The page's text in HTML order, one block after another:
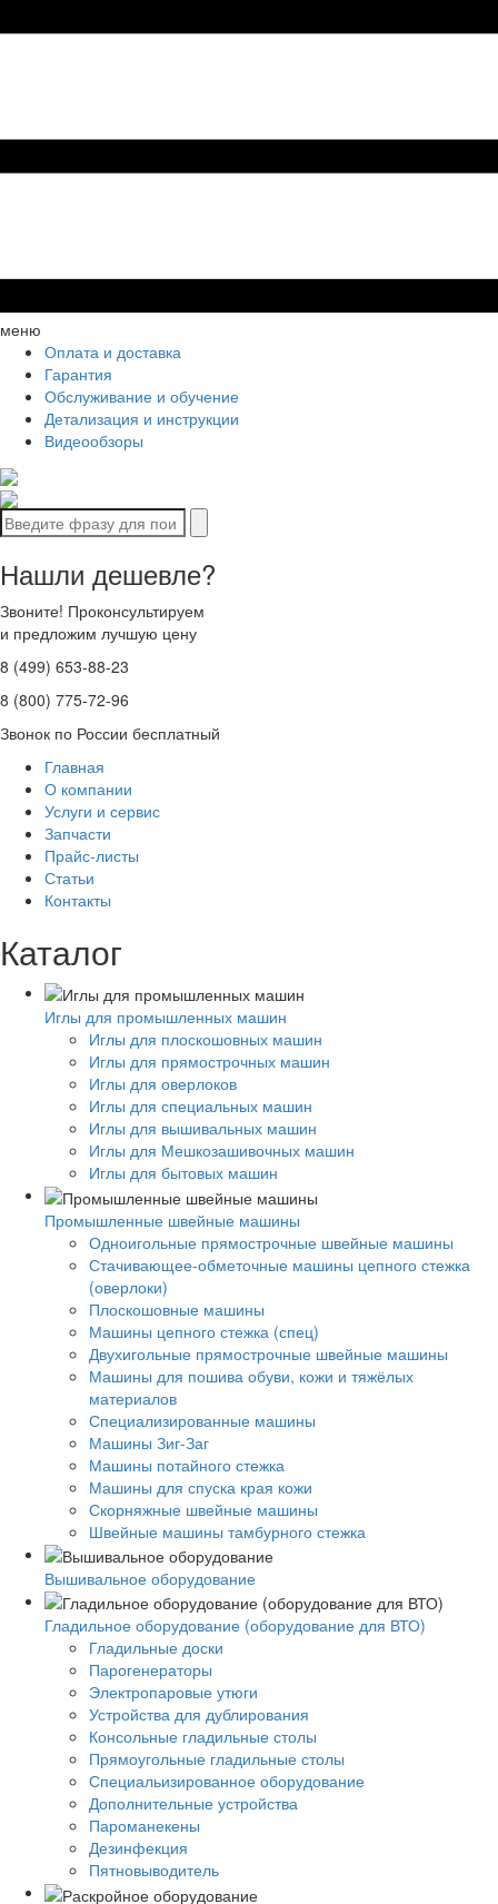
меню
Оплата и доставка
Гарантия
Обслуживание и обучение
Детализация и инструкции
Видеообзоры
Нашли дешевле?
Звоните! Проконсультируем
и предложим лучшую цену
8 (499) 653-88-23
8 (800) 775-72-96
Звонок по России бесплатный
Главная
О компании
Услуги и сервис
Запчасти
Прайс-листы
Статьи
Контакты
Каталог
Иглы для промышленных машин
Иглы для плоскошовных машин
Иглы для прямострочных машин
Иглы для оверлоков
Иглы для специальных машин
Иглы для вышивальных машин
Иглы для Мешкозашивочных машин
Иглы для бытовых машин
Промышленные швейные машины
Одноигольные прямострочные швейные машины
Стачивающее-обметочные машины цепного стежка
(оверлоки)
Плоскошовные машины
Машины цепного стежка (спец)
Двухигольные прямострочные швейные машины
Машины для пошива обуви, кожи и тяжёлых
материалов
Специализированные машины
Машины Зиг-Заг
Машины потайного стежка
Машины для спуска края кожи
Скорняжные швейные машины
Швейные машины тамбурного стежка
Вышивальное оборудование
Гладильное оборудование (оборудование для ВТО)
Гладильные доски
Парогенераторы
Электропаровые утюги
Устройства для дублирования
Консольные гладильные столы
Прямоугольные гладильные столы
Специальизированное оборудование
Дополнительные устройства
Пароманекены
Дезинфекция
Пятновыводитель